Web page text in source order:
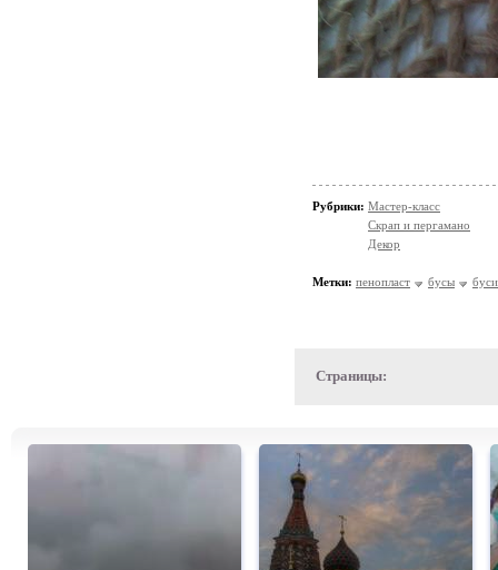
Рубрики: Мастер-класс
Скрап и пергамано
Декор
Метки: пенопласт бусы
Страницы: